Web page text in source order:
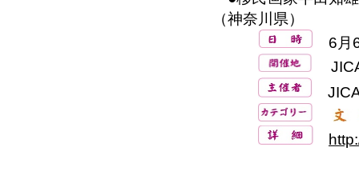
（神奈川県）
6月6
JICA
JICA